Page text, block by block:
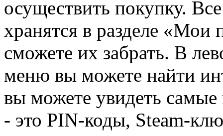
осуществить покупку.
хранятся в разделе
сможете их забрать. В
меню вы можете найти
вы можете увидеть самые
- это PIN-коды, Steam-